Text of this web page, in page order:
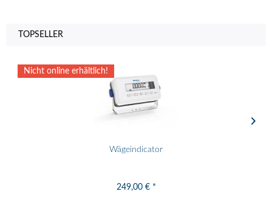
TOPSELLER
Nicht online erhältlich!
Wägeindicator
249,00 € *